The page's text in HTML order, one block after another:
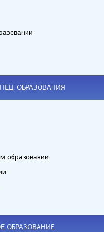
ОБРАЗОВАНИЯ
образовании
ОБРАЗОВАНИЕ